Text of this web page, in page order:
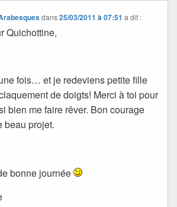
dans25/03/2011 à 07:51 a dit :
Quichottine,
fois… et je redeviens petite fille
de doigts! Merci à toi pour
bien me faire rêver. Bon courage
beau projet.
bonne journée